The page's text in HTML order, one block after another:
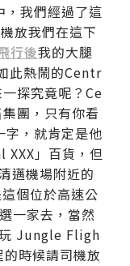
我們經過了這
放我們在這下
行後我的大腿
此熱鬧的Centr
探究竟呢？Ce
團，只有你看
，就肯定是他
XXX」百貨，但
邁機場附近的
個位於高速公
一家去，當然
Jungle Fligh
時候請司機放